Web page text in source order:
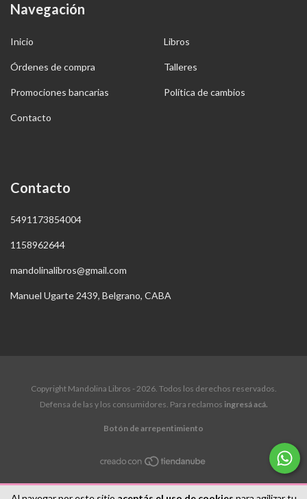
Navegación
Inicio Libros
Órdenes de compra Talleres
Promociones bancarias Política de cambios
Contacto
Contacto
5491173854004
1158962644
mandolinalibros@gmail.com
Manuel Ugarte 2439, Belgrano, CABA
Copyright Mandolina Libros - 2026. Todos los derechos reservados.
Defensa de las y los consumidores. Para reclamos ingresá acá.
Botón de arrepentimiento